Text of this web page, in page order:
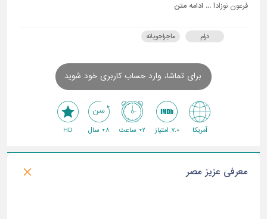
فرعون نوزادا ... ادامه متن
درام ماجراجویانه
برای تماشا، وارد حساب کاربری خود شوید
آمریکا 7.0 امتیاز 2+ ساعت 8+ سال HD
معرفی عزیز مصر